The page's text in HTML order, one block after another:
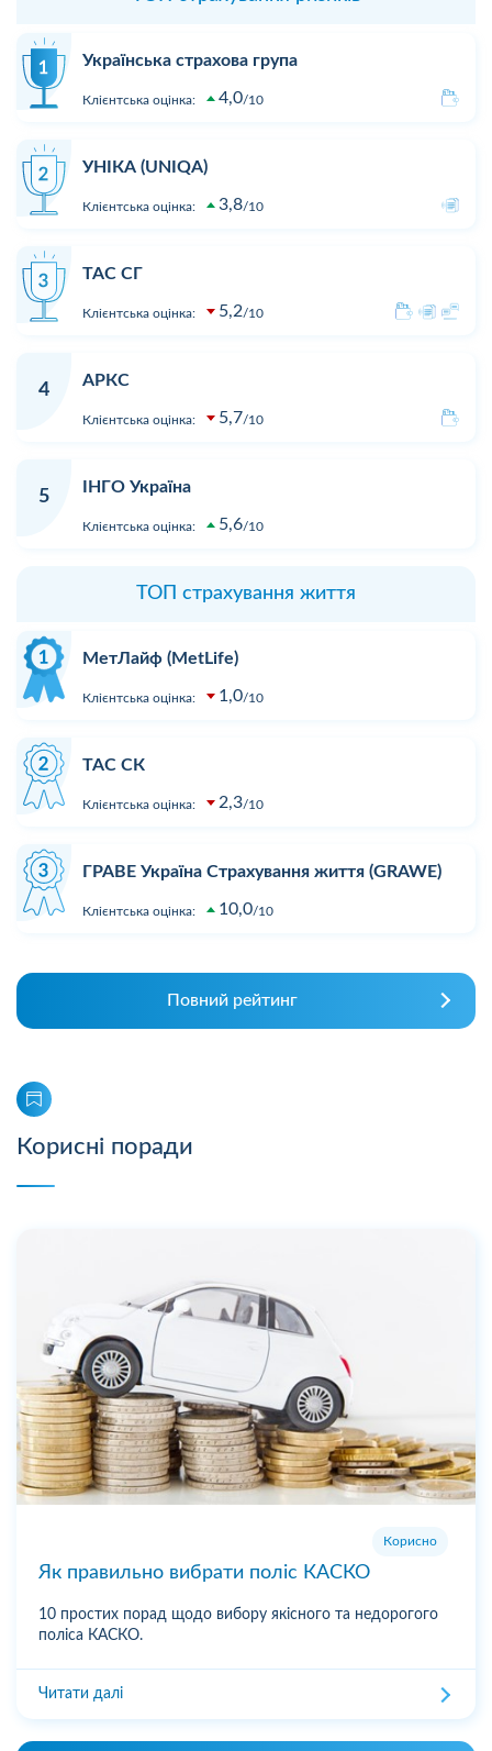
Українська страхова група
Клієнтська оцінка: 4,0 10
УНІКА (UNIQA)
Клієнтська оцінка: 3,8 10
ТАС СГ
Клієнтська оцінка: 5,2 10
4
АРКС
Клієнтська оцінка: 5,7 10
5
ІНГО Україна
Клієнтська оцінка: 5,6 10
ТОП страхування життя
МетЛайф (MetLife)
Клієнтська оцінка: 1,0 10
ТАС СК
Клієнтська оцінка: 2,3 10
ГРАВЕ Україна Страхування життя (GRAWE)
Клієнтська оцінка: 10,0 10
Повний рейтинг
Корисні поради
Корисно
Як правильно вибрати поліс КАСКО
10 простих порад щодо вибору якісного та недорогого
поліса КАСКО.
Читати далі